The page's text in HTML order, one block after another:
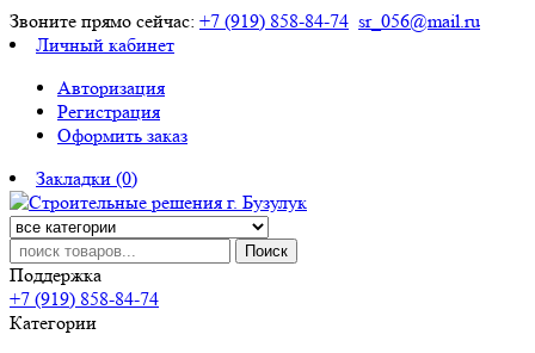
Звоните прямо сейчас: +7 (919) 858-84-74 sr_056@mail.ru
Личный кабинет
Авторизация
Регистрация
Оформить заказ
Закладки (0)
Поиск
Поддержка
+7 (919) 858-84-74
Категории